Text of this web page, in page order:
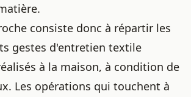
consiste donc à répartir les
gestes d'entretien textile
à la maison, à condition de
Les opérations qui touchent à